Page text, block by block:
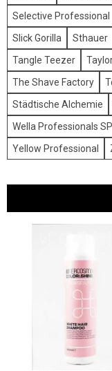
Selective Professional
Slick Gorilla
Sthauer
Tangle Teezer
The Shave Factory
Städtische Alchemie
Wella Professionals SP
Yellow Professional